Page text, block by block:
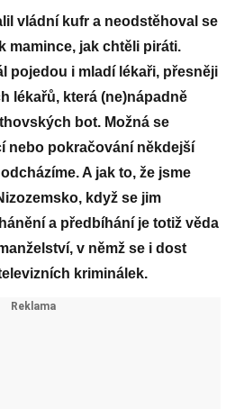
vládní kufr a neodstěhoval se
mamince, jak chtěli piráti.
pojedou i mladí lékaři, přesněji
lékařů, která (ne)nápadně
bot. Možná se
nebo pokračování někdejší
A jak to, že jsme
když se jim
a předbíhání je totiž věda
v němž se i dost
kriminálek.